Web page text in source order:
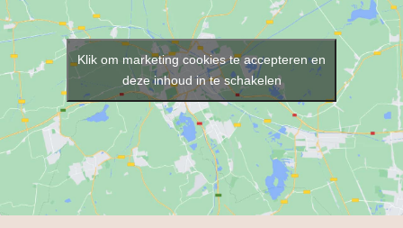
Klik om marketing cookies te accepteren en
deze inhoud in te schakelen